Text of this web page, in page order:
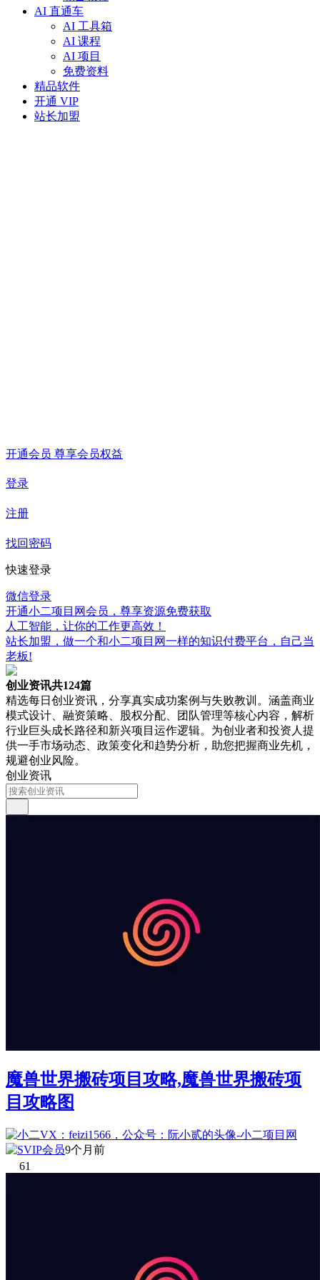
AI 直通车
AI 工具箱
AI 课程
AI 项目
免费资料
精品软件
开通 VIP
站长加盟
开通会员 尊享会员权益
登录
注册
找回密码
快速登录
微信登录
开通小二项目网会员，尊享资源免费获取
人工智能，让你的工作更高效！
站长加盟，做一个和小二项目网一样的知识付费平台，自己当
老板!
创业资讯共124篇
精选每日创业资讯，分享真实成功案例与失败教训。涵盖商业
模式设计、融资策略、股权分配、团队管理等核心内容，解析
行业巨头成长路径和新兴项目运作逻辑。为创业者和投资人提
供一手市场动态、政策变化和趋势分析，助您把握商业先机，
规避创业风险。
创业资讯
魔兽世界搬砖项目攻略,魔兽世界搬砖项
目攻略图
9个月前
61